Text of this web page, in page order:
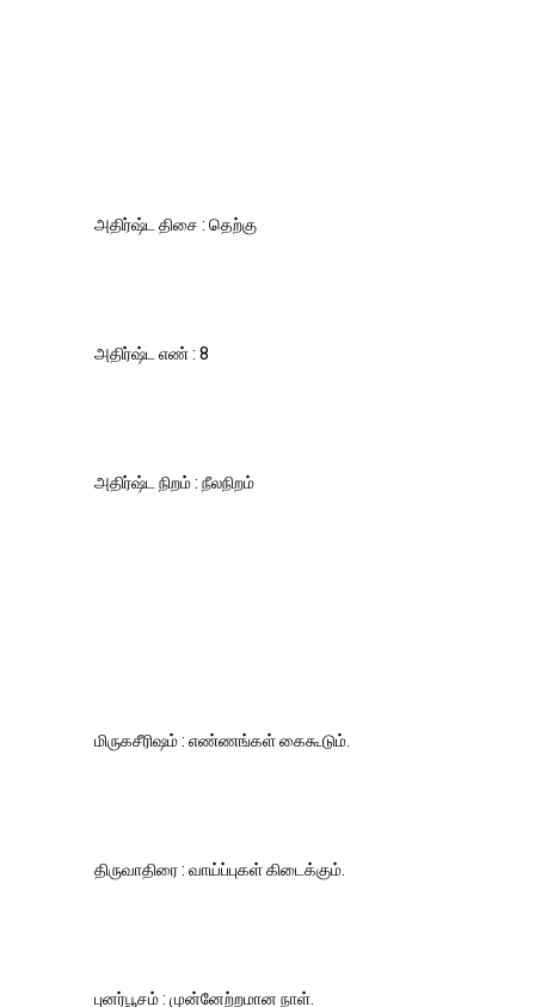
அதிர்ஷ்ட திசை : தெற்கு
அதிர்ஷ்ட எண் : 8
அதிர்ஷ்ட நிறம் : நீலநிறம்
மிருகசீரிஷம் : எண்ணங்கள் கைகூடும்.
திருவாதிரை : வாய்ப்புகள் கிடைக்கும்.
புனர்பூசம் : முன்னேற்றமான நாள்.